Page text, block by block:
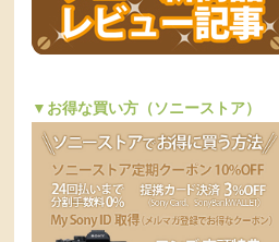
▼お得な買い方（ソニーストア）